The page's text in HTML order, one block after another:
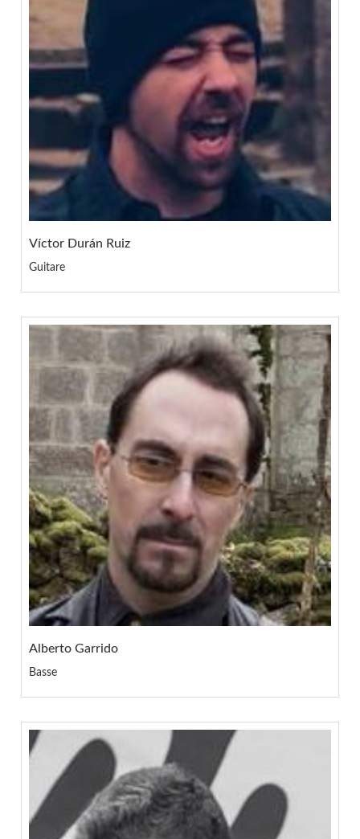
Víctor Durán Ruiz
Guitare
Alberto Garrido
Basse